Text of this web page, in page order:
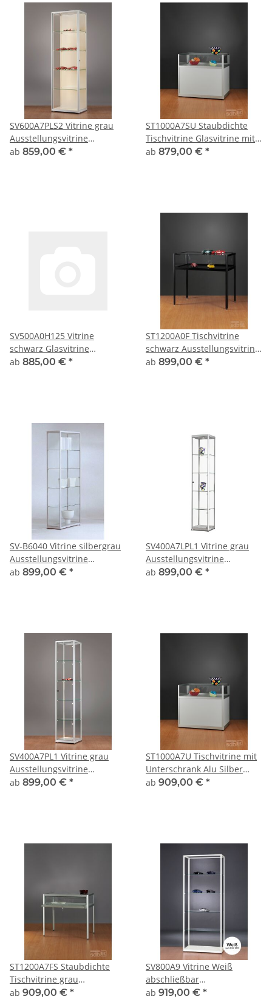
SV600A7PLS2 Vitrine grau
Ausstellungsvitrine
Präsentationsvitrine Alu
ab 859,00 € *
ST1000A7SU Staubdichte
Tischvitrine Glasvitrine mit
Unterbau Alu Silber
ab 879,00 € *
SV500A0H125 Vitrine
schwarz Glasvitrine
Ausstellungsvitrine
ab 885,00 € *
ST1200A0F Tischvitrine
schwarz Ausstellungsvitrine
Präsentationsvitrine Alu
ab 899,00 € *
SV-B6040 Vitrine silbergrau
Ausstellungsvitrine
Präsentationsvitrine Alu
ab 899,00 € *
SV400A7LPL1 Vitrine grau
Ausstellungsvitrine
Präsentationsvitrine Alu
ab 899,00 € *
SV400A7PL1 Vitrine grau
Ausstellungsvitrine
Präsentationsvitrine Alu
ab 899,00 € *
ST1000A7U Tischvitrine mit
Unterschrank Alu Silber
abschließbar
ab 909,00 € *
ST1200A7FS Staubdichte
Tischvitrine grau
Ausstellungsvitrine
ab 909,00 € *
SV800A9 Vitrine Weiß
abschließbar
Ausstellungsvitrine
ab 919,00 € *